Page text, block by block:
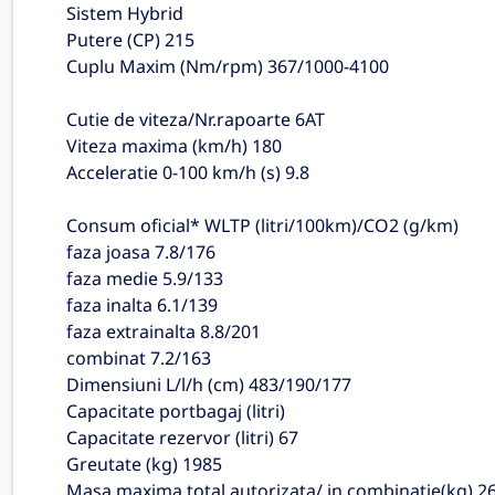
Sistem Hybrid
Putere (CP) 215
Cuplu Maxim (Nm/rpm) 367/1000-4100
Cutie de viteza/Nr.rapoarte 6AT
Viteza maxima (km/h) 180
Acceleratie 0-100 km/h (s) 9.8
Consum oficial* WLTP (litri/100km)/CO2 (g/km)
faza joasa 7.8/176
faza medie 5.9/133
faza inalta 6.1/139
faza extrainalta 8.8/201
combinat 7.2/163
Dimensiuni L/l/h (cm) 483/190/177
Capacitate portbagaj (litri)
Capacitate rezervor (litri) 67
Greutate (kg) 1985